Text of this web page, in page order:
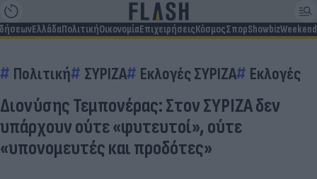
ΕλλάδαΠολιτικήΟικονομίαΕπιχειρήσειςΚόσμοςΣπορShowbizWeekend
Πολιτική ΣΥΡΙΖΑ Εκλογές ΣΥΡΙΖΑ Εκλογές
Διονύσης Τεμπονέρας: Στον ΣΥΡΙΖΑ δεν
υπάρχουν ούτε «φυτευτοί», ούτε
«υπονομευτές και προδότες»